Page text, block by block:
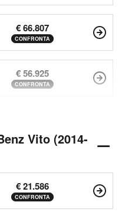
€ 66.807
CONFRONTA
€ 56.925
CONFRONTA
Vito (2014-
€ 21.586
CONFRONTA